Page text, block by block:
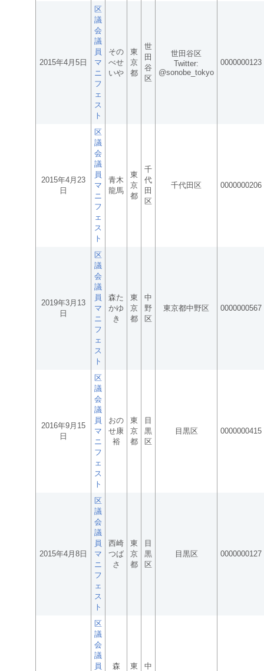
2015年4月5日
区
議
会
議
員
マ
ニ
フ
ェ
ス
ト
その
べせ
いや
東
京
都
世
田
谷
区
世田谷区
Twitter:
@sonobe_tokyo
0000000123
2015年4月23
日
区
議
会
議
員
マ
ニ
フ
ェ
ス
ト
青木
龍馬
東
京
都
千
代
田
区
千代田区 0000000206
2019年3月13
日
区
議
会
議
員
マ
ニ
フ
ェ
ス
ト
森た
かゆ
き
東
京
都
中
野
区
東京都中野区 0000000567
2016年9月15
日
区
議
会
議
員
マ
ニ
フ
ェ
ス
ト
おの
せ康
裕
東
京
都
目
黒
区
目黒区 0000000415
2015年4月8日
区
議
会
議
員
マ
ニ
フ
ェ
ス
ト
西崎
つば
さ
東
京
都
目
黒
区
目黒区 0000000127
区
議
会
議
員
森
東
中